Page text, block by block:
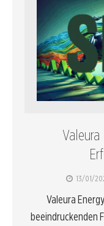
13/01/
Valeura
beeindruckenden